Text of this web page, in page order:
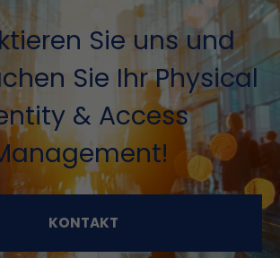
Sie uns und
Sie Ihr Physical
& Access
KONTAKT